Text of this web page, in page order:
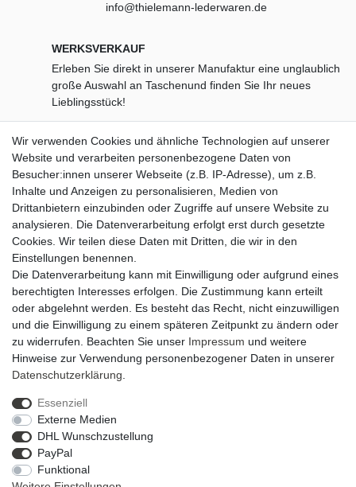
info@thielemann-lederwaren.de
WERKSVERKAUF
Erleben Sie direkt in unserer Manufaktur eine unglaublich
große Auswahl an Taschenund finden Sie Ihr neues
Lieblingsstück!
Montag - Freitag
07.00 - 12.00 Uhr und 13.00 - 15.00 Uhr
zusätzlich Dienstag
13.00 - 18.00 Uhr
SERVICE
Versand & Lieferung
Zahlungsmöglichkeiten
Rückgabe & Umtausch
AGB
Datenschutzerklärung
Widerrufsrecht
Widerrufsformular
Wir verwenden Cookies und ähnliche Technologien auf unserer
Website und verarbeiten personenbezogene Daten von
Besucher:innen unserer Webseite (z.B. IP-Adresse), um z.B.
Inhalte und Anzeigen zu personalisieren, Medien von
Drittanbietern einzubinden oder Zugriffe auf unsere Website zu
analysieren. Die Datenverarbeitung erfolgt erst durch gesetzte
Cookies. Wir teilen diese Daten mit Dritten, die wir in den
Einstellungen benennen.
Die Datenverarbeitung kann mit Einwilligung oder aufgrund eines
berechtigten Interesses erfolgen. Die Zustimmung kann erteilt
oder abgelehnt werden. Es besteht das Recht, nicht einzuwilligen
und die Einwilligung zu einem späteren Zeitpunkt zu ändern oder
zu widerrufen. Beachten Sie unser Impressum und weitere
Hinweise zur Verwendung personenbezogener Daten in unserer
Daten­schutz­erklärung
Essenziell
Externe Medien
DHL Wunschzustellung
PayPal
Funktional